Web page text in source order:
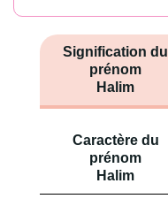
Signification du
prénom
Halim
Caractère du
prénom
Halim